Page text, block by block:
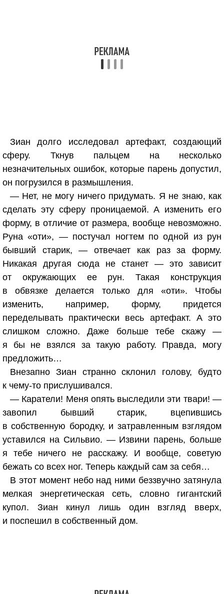
Зиан долго исследовал артефакт, создающий
сферу. Ткнув пальцем на несколько
незначительных ошибок, которые парень допустил,
он погрузился в размышления.
— Нет, не могу ничего придумать. Я не знаю, как
сделать эту сферу проницаемой. А изменить его
форму, в отличие от размера, вообще невозможно.
Руна «оти», — постучал ногтем по одной из рун
бывший старик, — отвечает как раз за форму.
Никакая другая сюда не станет — это зависит
от окружающих ее рун. Такая конструкция
в обвязке делается только для «оти». Чтобы
изменить, например, форму, придется
переделывать практически весь артефакт. А это
слишком сложно. Даже больше тебе скажу —
я бы не взялся за такую работу. Правда, могу
предложить…
Внезапно Зиан странно склонил голову, будто
к чему-то прислушивался.
— Каратели! Меня опять выследили эти твари! —
завопил бывший старик, вцепившись
в собственную бородку, и затравленным взглядом
уставился на Сильвио. — Извини парень, больше
я тебе ничего не расскажу. И вообще, советую
бежать со всех ног. Теперь каждый сам за себя…
В этот момент небо над ними беззвучно затянула
мелкая энергетическая сеть, словно гигантский
купол. Зиан кинул лишь один взгляд вверх,
и поспешил в собственный дом.